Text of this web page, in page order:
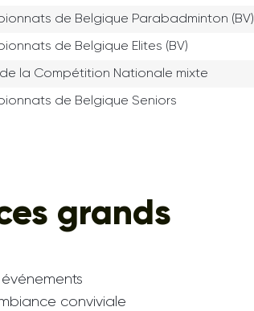
de Belgique Parabadminton (BV)
de Belgique Elites (BV)
de la Compétition Nationale mixte
de Belgique Seniors
grands
conviviale